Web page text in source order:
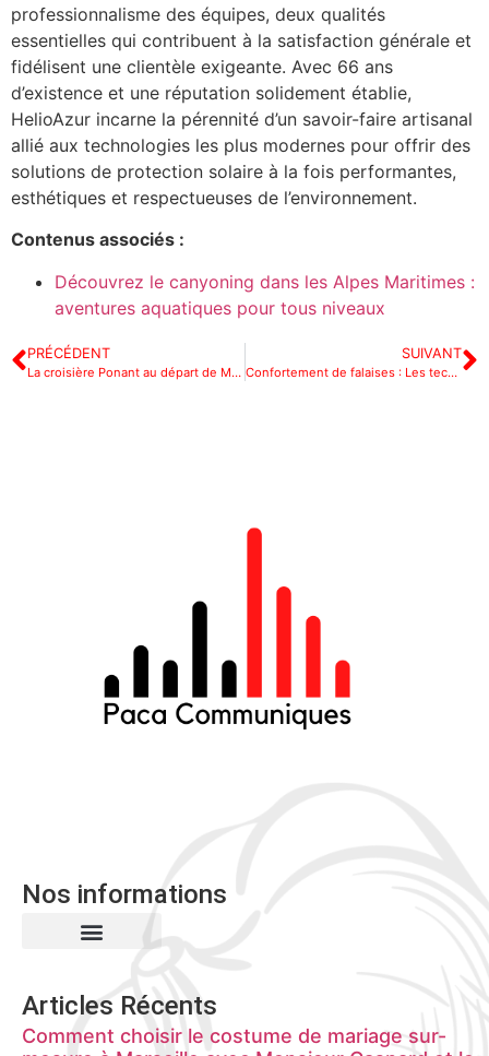
professionnalisme des équipes, deux qualités
essentielles qui contribuent à la satisfaction générale et
fidélisent une clientèle exigeante. Avec 66 ans
d’existence et une réputation solidement établie,
HelioAzur incarne la pérennité d’un savoir-faire artisanal
allié aux technologies les plus modernes pour offrir des
solutions de protection solaire à la fois performantes,
esthétiques et respectueuses de l’environnement.
Contenus associés :
Découvrez le canyoning dans les Alpes Maritimes :
aventures aquatiques pour tous niveaux
PRÉCÉDENT
La croisière Ponant au départ de Marseille : nos recommandations d’hôtels pour prolonger votre séjour
SUIVANT
Confortement de falaises : Les techniques extrêmes d’Acro Solution à Nice surveillées par des technologies de pointe
Nos informations
Articles Récents
Comment choisir le costume de mariage sur-